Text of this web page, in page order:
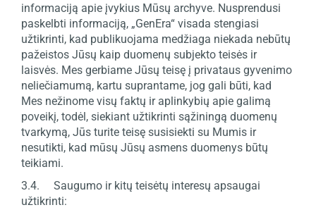
informaciją apie įvykius Mūsų archyve. Nusprendusi
paskelbti informaciją, „GenEra“ visada stengiasi
užtikrinti, kad publikuojama medžiaga niekada nebūtų
pažeistos Jūsų kaip duomenų subjekto teisės ir
laisvės. Mes gerbiame Jūsų teisę į privataus gyvenimo
neliečiamumą, kartu suprantame, jog gali būti, kad
Mes nežinome visų faktų ir aplinkybių apie galimą
poveikį, todėl, siekiant užtikrinti sąžiningą duomenų
tvarkymą, Jūs turite teisę susisiekti su Mumis ir
nesutikti, kad mūsų Jūsų asmens duomenys būtų
teikiami.
3.4. Saugumo ir kitų teisėtų interesų apsaugai
užtikrinti: